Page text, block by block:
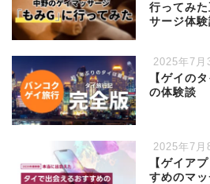
行ってみ
サージ体験
2025年7月
【ゲイの
の体験談
2025年7月
【ゲイア
すめのマ